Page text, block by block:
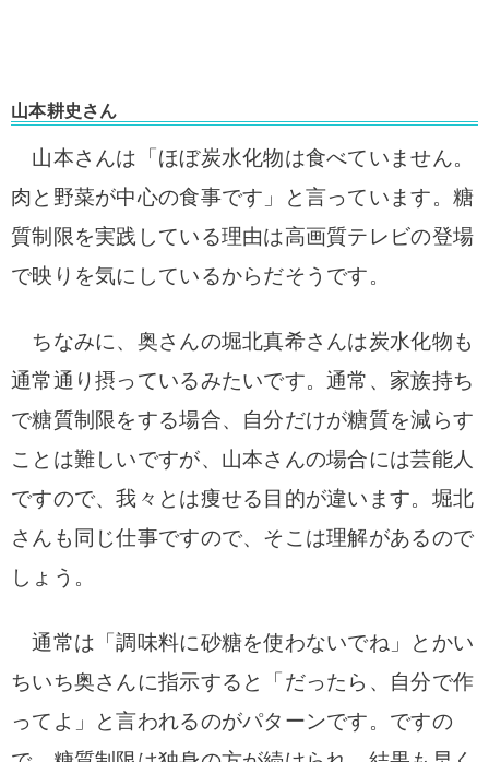
山本耕史さん
山本さんは「ほぼ炭水化物は食べていません。
肉と野菜が中心の食事です」と言っています。 糖
質制限を実践している理由は高画質テレビの登場
で映りを気にしているからだそうです。
ちなみに、奥さんの堀北真希さんは炭水化物も
通常通り摂っているみたいです。通常、家族持ち
で糖質制限をする場合、自分だけが糖質を減らす
ことは難しいですが、山本さんの場合には芸能人
ですので、我々とは痩せる目的が違います。堀北
さんも同じ仕事ですので、そこは理解があるので
しょう。
通常は「調味料に砂糖を使わないでね」とかい
ちいち奥さんに指示すると「だったら、自分で作
ってよ」と言われるのがパターンです。ですの